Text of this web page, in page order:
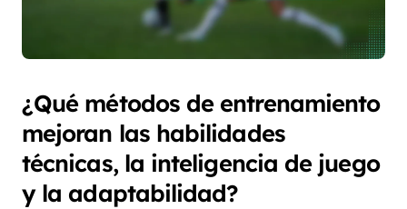
¿Qué métodos de entrenamiento
mejoran las habilidades
técnicas, la inteligencia de juego
y la adaptabilidad?